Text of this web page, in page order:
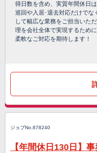
得日数を含め、実質年間休日
巡回や入居･退去対応だけでな
して幅広な業務をご担当いた
理を会社全体で実現するため
柔軟なご対応を期待します！
ジョブNo.878240
【年間休日130日】